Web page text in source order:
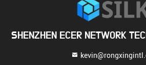
SHENZHEN ECER NETWORK